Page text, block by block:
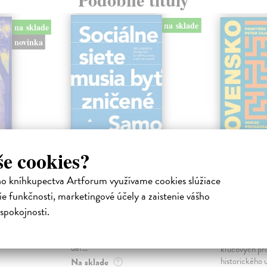
cookies?
kníhkupectva Artforum využívame cookies slúžiace
funkčnosti, marketingové účely a zaistenie vášho
na sklade
novinka
o
na sklade
Sociálne siete musia
byť zničené
Marec Samo | Kniha
def...
Na sklade ?
sme.
kľúčových
historického